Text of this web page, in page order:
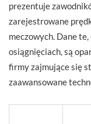
prezentuje
zarejestrowane
meczowych. Dane
osiągnięciach, są
firmy zajmujące się
zaawansowane